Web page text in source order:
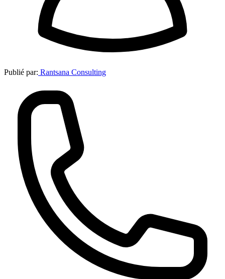
Publié par: Rantsana Consulting